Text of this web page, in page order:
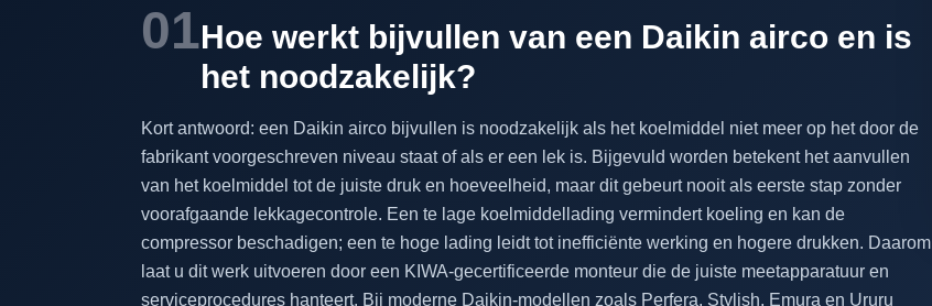
01Hoe werkt bijvullen van een Daikin airco en is
het noodzakelijk?
Kort antwoord: een Daikin airco bijvullen is noodzakelijk als het koelmiddel niet meer op het door de
fabrikant voorgeschreven niveau staat of als er een lek is. Bijgevuld worden betekent het aanvullen
van het koelmiddel tot de juiste druk en hoeveelheid, maar dit gebeurt nooit als eerste stap zonder
voorafgaande lekkagecontrole. Een te lage koelmiddellading vermindert koeling en kan de
compressor beschadigen; een te hoge lading leidt tot inefficiënte werking en hogere drukken. Daarom
laat u dit werk uitvoeren door een KIWA-gecertificeerde monteur die de juiste meetapparatuur en
serviceprocedures hanteert. Bij moderne Daikin-modellen zoals Perfera, Stylish, Emura en Ururu